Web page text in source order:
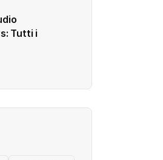
Tutti i